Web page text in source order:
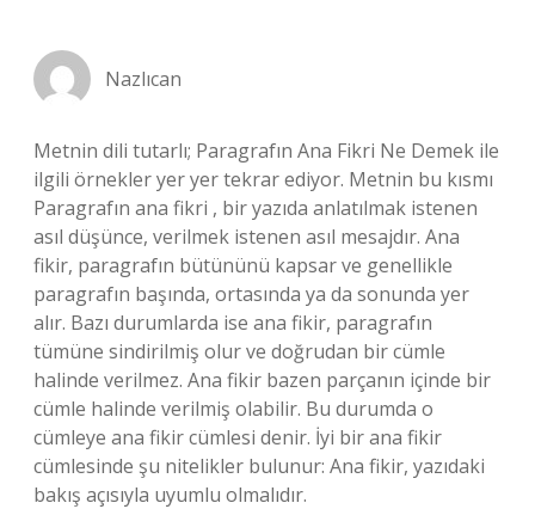
Nazlıcan
Metnin dili tutarlı; Paragrafın Ana Fikri Ne Demek ile
ilgili örnekler yer yer tekrar ediyor. Metnin bu kısmı
Paragrafın ana fikri , bir yazıda anlatılmak istenen
asıl düşünce, verilmek istenen asıl mesajdır. Ana
fikir, paragrafın bütününü kapsar ve genellikle
paragrafın başında, ortasında ya da sonunda yer
alır. Bazı durumlarda ise ana fikir, paragrafın
tümüne sindirilmiş olur ve doğrudan bir cümle
halinde verilmez. Ana fikir bazen parçanın içinde bir
cümle halinde verilmiş olabilir. Bu durumda o
cümleye ana fikir cümlesi denir. İyi bir ana fikir
cümlesinde şu nitelikler bulunur: Ana fikir, yazıdaki
bakış açısıyla uyumlu olmalıdır.